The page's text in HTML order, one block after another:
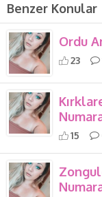
Benzer Konular
Ordu
23
15